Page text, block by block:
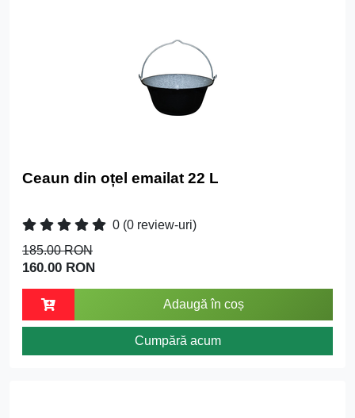
Ceaun din oțel emailat 22 L
0 (0 review-uri)
185.00 RON
160.00 RON
Adaugă în coș
Cumpără acum